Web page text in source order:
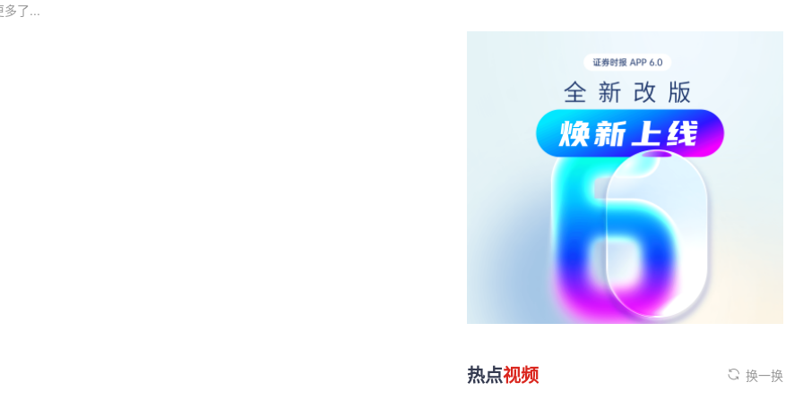
多了...
热点视频 换一换